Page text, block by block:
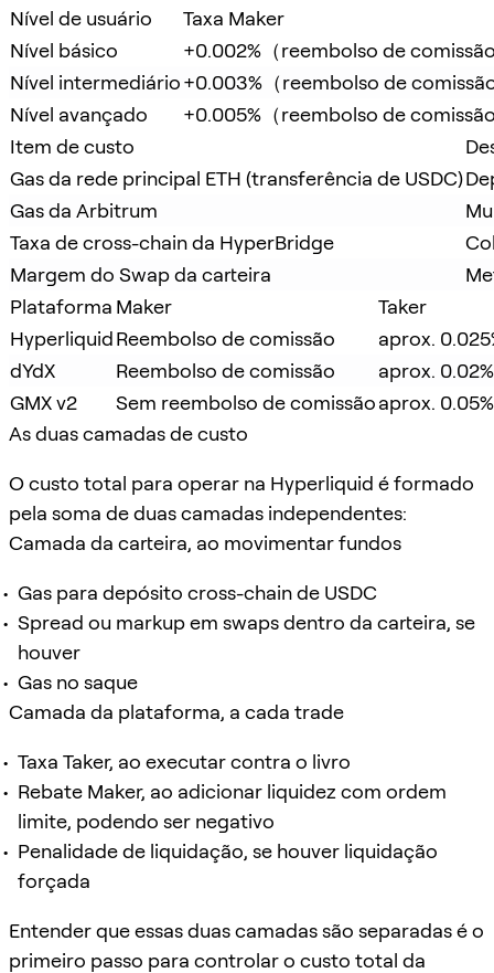
Nível de usuário
Taxa Maker
Nível básico
+0.002%（reembolso de
Nível intermediário+0.003%（reembolso de
Nível avançado
+0.005%（reembolso de
Item de custo
Gas da rede principal ETH (transferência de USDC)
Gas da Arbitrum
Taxa de cross-chain da HyperBridge
Margem do Swap da carteira
Plataforma Maker
Taker
HyperliquidReembolso de comissão
aprox.
dYdX
Reembolso de comissão
aprox.
GMX v2
Sem reembolso de comissãoaprox.
As duas camadas de custo
O custo total para operar na Hyperliquid é formado
pela soma de duas camadas independentes:
Camada da carteira, ao movimentar fundos
Gas para depósito cross-chain de USDC
Spread ou markup em swaps dentro da carteira, se
houver
Gas no saque
Camada da plataforma, a cada trade
Taxa Taker, ao executar contra o livro
Rebate Maker, ao adicionar liquidez com ordem
limite, podendo ser negativo
Penalidade de liquidação, se houver liquidação
forçada
Entender que essas duas camadas são separadas é o
primeiro passo para controlar o custo total da